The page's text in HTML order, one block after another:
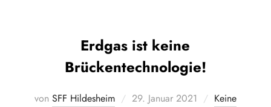
Erdgas ist keine
Brückentechnologie!
von SFF Hildesheim
Veröffentlicht
29. Januar 2021
Keine